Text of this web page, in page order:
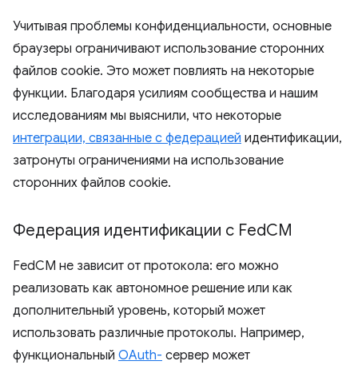
Учитывая проблемы конфиденциальности, основные
браузеры ограничивают использование сторонних
файлов cookie. Это может повлиять на некоторые
функции. Благодаря усилиям сообщества и нашим
исследованиям мы выяснили, что некоторые
интеграции, связанные с федерацией идентификации,
затронуты ограничениями на использование
сторонних файлов cookie.
Федерация идентификации с FedCM
FedCM не зависит от протокола: его можно
реализовать как автономное решение или как
дополнительный уровень, который может
использовать различные протоколы. Например,
функциональный OAuth- сервер может